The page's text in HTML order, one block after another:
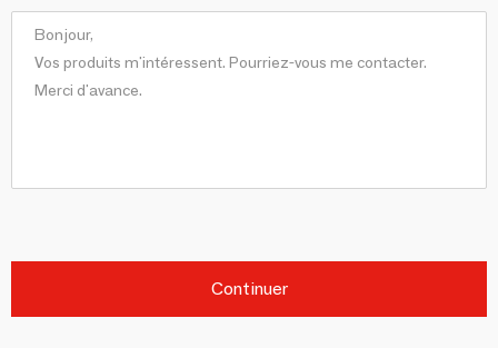
Continuer